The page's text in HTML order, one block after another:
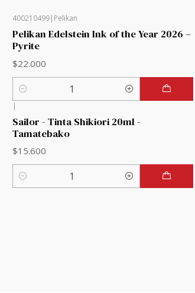
400210499| Pelikan
Pelikan Edelstein Ink of the Year 2026 –
Pyrite
$22.000
Cantidad
|
Sailor - Tinta Shikiori 20ml -
Tamatebako
$15.600
Cantidad